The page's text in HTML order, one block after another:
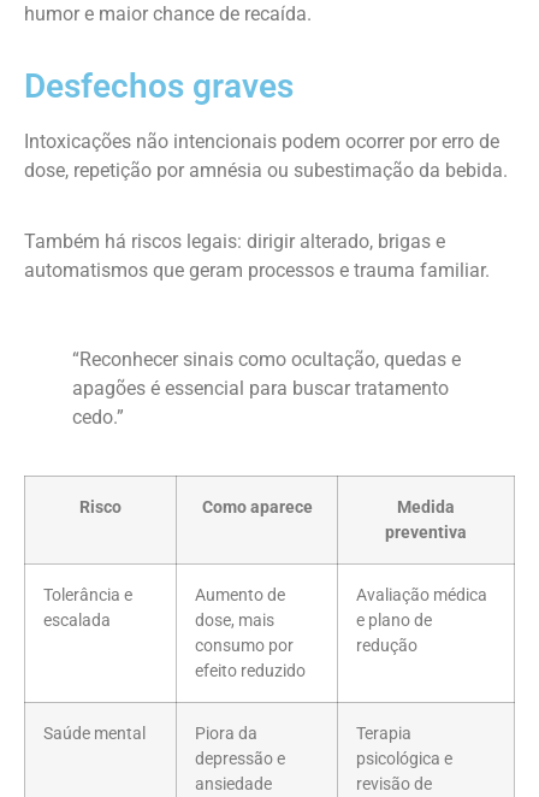
humor e maior chance de recaída.
Desfechos graves
Intoxicações não intencionais podem ocorrer por erro de
dose, repetição por amnésia ou subestimação da bebida.
Também há riscos legais: dirigir alterado, brigas e
automatismos que geram processos e trauma familiar.
“Reconhecer sinais como ocultação, quedas e
apagões é essencial para buscar tratamento
cedo.”
Risco Como aparece
Medida
preventiva
Tolerância e
escalada
Aumento de
dose, mais
consumo por
efeito reduzido
Avaliação médica
e plano de
redução
Saúde mental
Piora da
depressão e
ansiedade
Terapia
psicológica e
revisão de